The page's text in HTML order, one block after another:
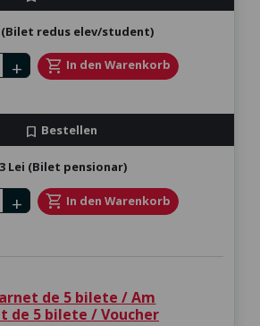
(Bilet redus elev/student)
Number of tickets
add shopping_cart In den Warenkorb
bookmark Bestellen
Lei (Bilet pensionar)
Number of tickets
add shopping_cart In den Warenkorb
de 5 bilete / Am
de 5 bilete / Voucher